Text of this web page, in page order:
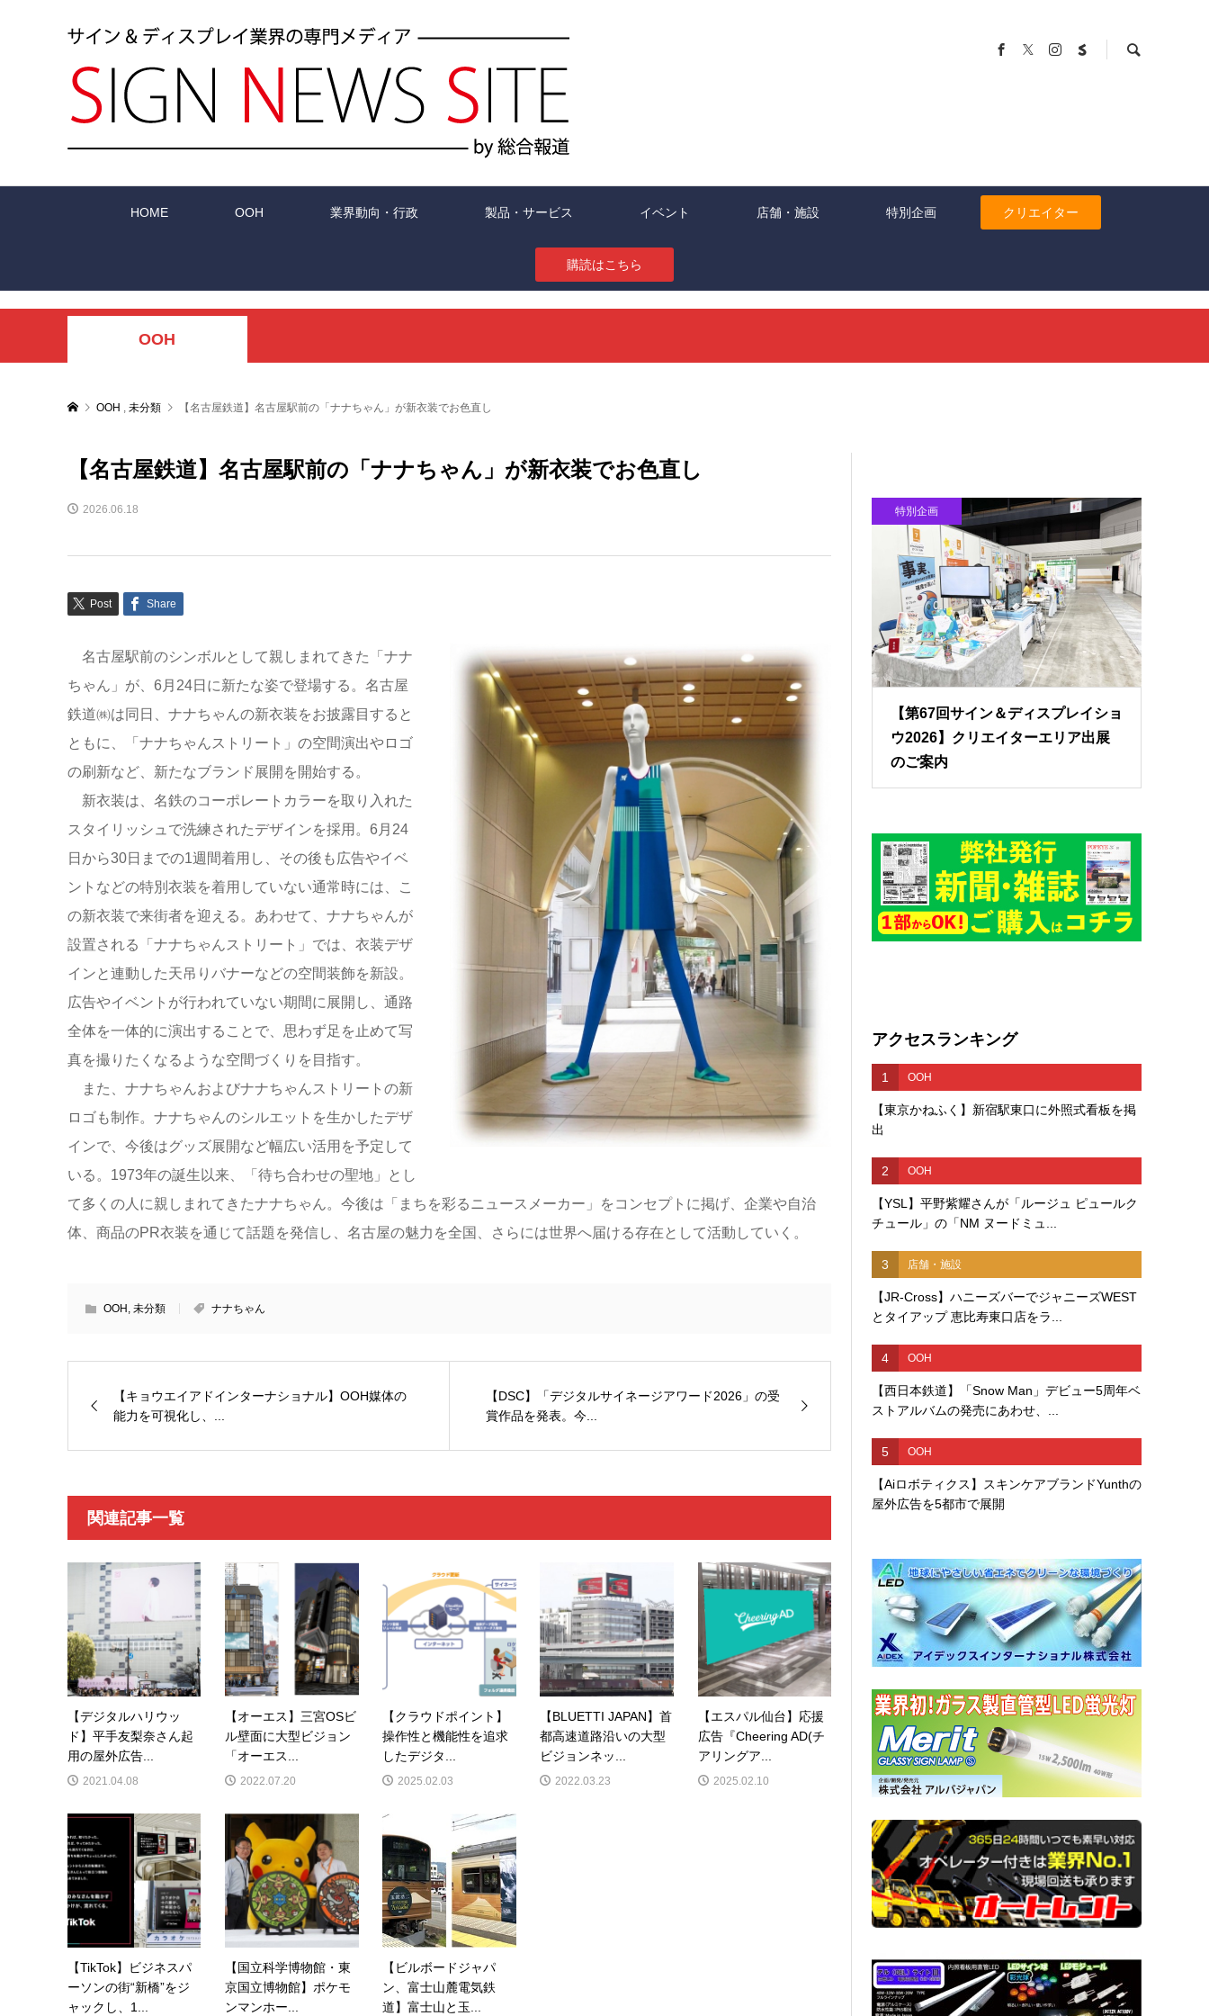
HOME OOH 業界動向・行政 製品・サービス イベント 店舗・施設 特別企画 クリエイター
購読はこちら
OOH
OOH , 未分類 【名古屋鉄道】名古屋駅前の「ナナちゃん」が新衣装でお色直し
【名古屋鉄道】名古屋駅前の「ナナちゃん」が新衣装でお色直し
2026.06.18
Post Share
名古屋駅前のシンボルとして親しまれてきた「ナナ
ちゃん」が、6月24日に新たな姿で登場する。名古屋
鉄道㈱は同日、ナナちゃんの新衣装をお披露目すると
ともに、「ナナちゃんストリート」の空間演出やロゴ
の刷新など、新たなブランド展開を開始する。
新衣装は、名鉄のコーポレートカラーを取り入れた
スタイリッシュで洗練されたデザインを採用。6月24
日から30日までの1週間着用し、その後も広告やイベ
ントなどの特別衣装を着用していない通常時には、こ
の新衣装で来街者を迎える。あわせて、ナナちゃんが
設置される「ナナちゃんストリート」では、衣装デザ
インと連動した天吊りバナーなどの空間装飾を新設。
広告やイベントが行われていない期間に展開し、通路
全体を一体的に演出することで、思わず足を止めて写
真を撮りたくなるような空間づくりを目指す。
また、ナナちゃんおよびナナちゃんストリートの新
ロゴも制作。ナナちゃんのシルエットを生かしたデザ
インで、今後はグッズ展開など幅広い活用を予定して
いる。1973年の誕生以来、「待ち合わせの聖地」とし
て多くの人に親しまれてきたナナちゃん。今後は「まちを彩るニュースメーカー」をコンセプトに掲げ、企業や自治
体、商品のPR衣装を通じて話題を発信し、名古屋の魅力を全国、さらには世界へ届ける存在として活動していく。
OOH , 未分類 ナナちゃん
【キョウエイアドインターナショナル】OOH媒体の
能力を可視化し、...
【DSC】「デジタルサイネージアワード2026」の受
賞作品を発表。今...
関連記事一覧
【デジタルハリウッ
ド】平手友梨奈さん起
用の屋外広告...
2021.04.08
【オーエス】三宮OSビ
ル壁面に大型ビジョン
「オーエス...
2022.07.20
【クラウドポイント】
操作性と機能性を追求
したデジタ...
2025.02.03
【BLUETTI JAPAN】首
都高速道路沿いの大型
ビジョンネッ...
2022.03.23
【エスパル仙台】応援
広告『Cheering AD(チ
アリングア...
2025.02.10
【TikTok】ビジネスパ
ーソンの街“新橋”をジ
ャックし、1...
【国立科学博物館・東
京国立博物館】ポケモ
ンマンホー...
【ビルボードジャパ
ン、富士山麓電気鉄
道】富士山と玉...
特別企画
【第67回サイン＆ディスプレイショ
ウ2026】クリエイターエリア出展
のご案内
アクセスランキング
1 OOH
【東京かねふく】新宿駅東口に外照式看板を掲
出
2 OOH
【YSL】平野紫耀さんが「ルージュ ピュールク
チュール」の「NM ヌードミュ...
3 店舗・施設
【JR-Cross】ハニーズバーでジャニーズWEST
とタイアップ 恵比寿東口店をラ...
4 OOH
【西日本鉄道】「Snow Man」デビュー5周年ベ
ストアルバムの発売にあわせ、...
5 OOH
【Aiロボティクス】スキンケアブランドYunthの
屋外広告を5都市で展開